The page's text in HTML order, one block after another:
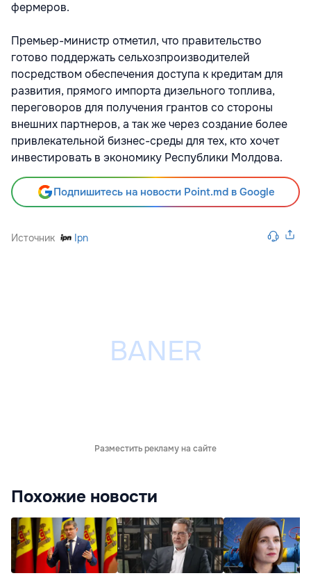
фермеров.
Премьер-министр отметил, что правительство
готово поддержать сельхозпроизводителей
посредством обеспечения доступа к кредитам для
развития, прямого импорта дизельного топлива,
переговоров для получения грантов со стороны
внешних партнеров, а так же через создание более
привлекательной бизнес-среды для тех, кто хочет
инвестировать в экономику Республики Молдова.
Подпишитесь на новости Point.md в Google
Источник Ipn
Разместить рекламу на сайте
Похожие новости